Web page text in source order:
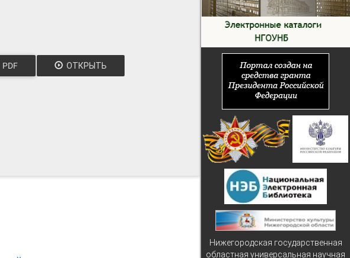
ОТКРЫТЬ
Нижегородская государственная
областная универсальная научная